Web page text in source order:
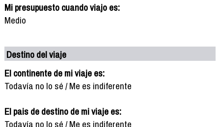
Mi presupuesto cuando viajo es:
Medio
Destino del viaje
El continente de mi viaje es:
Todavía no lo sé / Me es indiferente
El pais de destino de mi viaje es:
Todavía no lo sé / Me es indiferente